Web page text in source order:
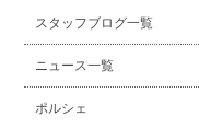
スタッフブログ一覧
ニュース一覧
ポルシェ